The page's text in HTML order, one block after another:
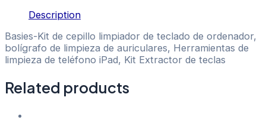
Description
Basies-Kit de cepillo limpiador de teclado de ordenador,
bolígrafo de limpieza de auriculares, Herramientas de
limpieza de teléfono iPad, Kit Extractor de teclas
Related products